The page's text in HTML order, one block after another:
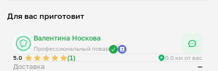
Для вас приготовит
Валентина Носкова
Профессиональный повар
5.0
(1) 0.0 км от вас
Доставка —